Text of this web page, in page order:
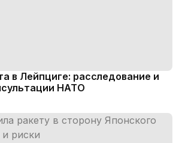
в Лейпциге: расследование и
НАТО